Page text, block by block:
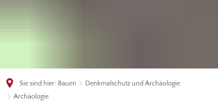
Sie sind hier: Bauen
Denkmalschutz und Archäologie
Archäologie